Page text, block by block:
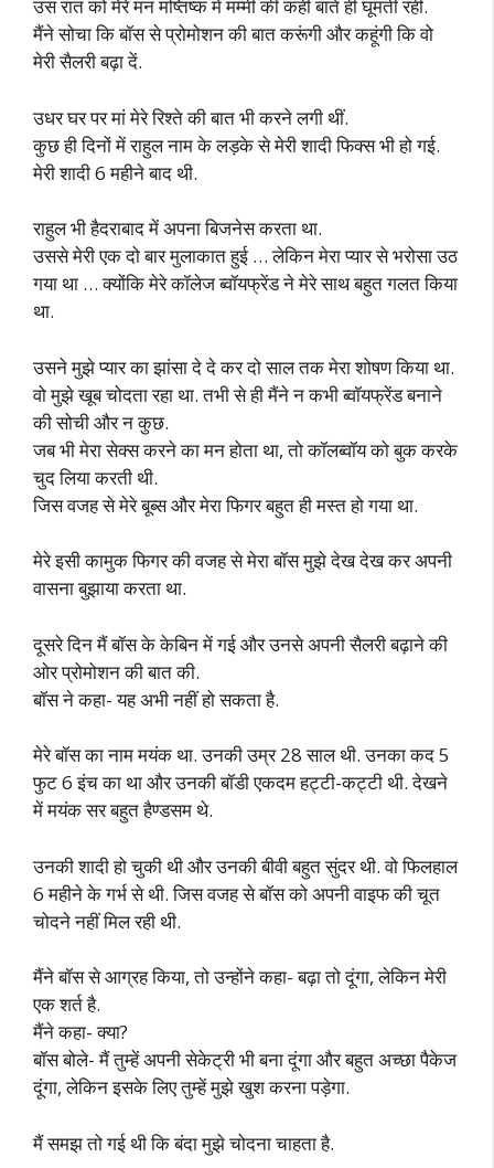
उस रात को मेरे मन मष्तिष्क में मम्मी की कही बातें ही घूमती रहीं.
मैंने सोचा कि बॉस से प्रोमोशन की बात करूंगी और कहूंगी कि वो
मेरी सैलरी बढ़ा दें.
उधर घर पर मां मेरे रिश्ते की बात भी करने लगी थीं.
कुछ ही दिनों में राहुल नाम के लड़के से मेरी शादी फिक्स भी हो गई.
मेरी शादी 6 महीने बाद थी.
राहुल भी हैदराबाद में अपना बिजनेस करता था.
उससे मेरी एक दो बार मुलाकात हुई … लेकिन मेरा प्यार से भरोसा उठ
गया था … क्योंकि मेरे कॉलेज ब्वॉयफ्रेंड ने मेरे साथ बहुत गलत किया
था.
उसने मुझे प्यार का झांसा दे दे कर दो साल तक मेरा शोषण किया था.
वो मुझे खूब चोदता रहा था. तभी से ही मैंने न कभी ब्वॉयफ्रेंड बनाने
की सोची और न कुछ.
जब भी मेरा सेक्स करने का मन होता था, तो कॉलब्वॉय को बुक करके
चुद लिया करती थी.
जिस वजह से मेरे बूब्स और मेरा फिगर बहुत ही मस्त हो गया था.
मेरे इसी कामुक फिगर की वजह से मेरा बॉस मुझे देख देख कर अपनी
वासना बुझाया करता था.
दूसरे दिन मैं बॉस के केबिन में गई और उनसे अपनी सैलरी बढ़ाने की
ओर प्रोमोशन की बात की.
बॉस ने कहा- यह अभी नहीं हो सकता है.
मेरे बॉस का नाम मयंक था. उनकी उम्र 28 साल थी. उनका कद 5
फुट 6 इंच का था और उनकी बॉडी एकदम हट्टी-कट्टी थी. देखने
में मयंक सर बहुत हैण्डसम थे.
उनकी शादी हो चुकी थी और उनकी बीवी बहुत सुंदर थी. वो फिलहाल
6 महीने के गर्भ से थी. जिस वजह से बॉस को अपनी वाइफ की चूत
चोदने नहीं मिल रही थी.
मैंने बॉस से आग्रह किया, तो उन्होंने कहा- बढ़ा तो दूंगा, लेकिन मेरी
एक शर्त है.
मैंने कहा- क्या?
बॉस बोले- मैं तुम्हें अपनी सेकेट्री भी बना दूंगा और बहुत अच्छा पैकेज
दूंगा, लेकिन इसके लिए तुम्हें मुझे खुश करना पड़ेगा.
मैं समझ तो गई थी कि बंदा मुझे चोदना चाहता है.